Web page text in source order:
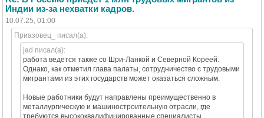
Индии из-за нехватки кадров.
10.07.25, 01:00
Приазовец_ писал(а):
jad писал(а):
работа ведется также со Шри-Ланкой и Северной Кореей.
Однако, как отметил глава палаты, сотрудничество с трудовыми
мигрантами из этих государств может оказаться сложным.
Новые работники будут направлены преимущественно в
металлургическую и машиностроительную отрасли, где
требуются высококвалифицированные специалисты.